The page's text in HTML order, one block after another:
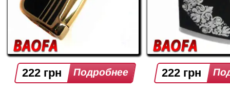
222 грн 222 грн